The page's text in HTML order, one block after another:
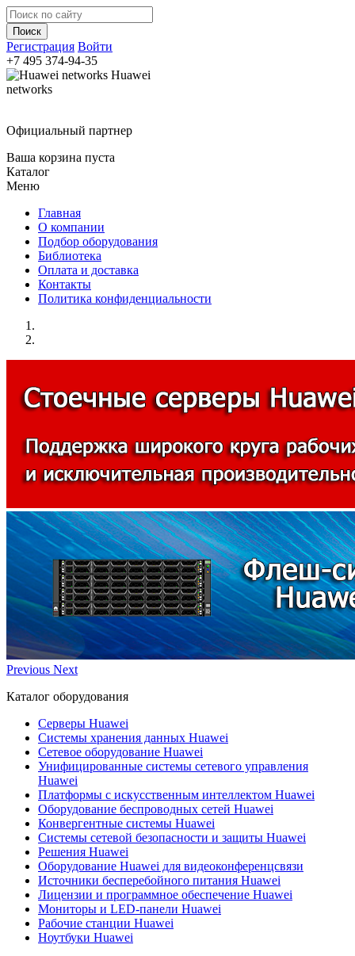
Регистрация Войти
+7 495 374-94-35
Huawei
networks
Официальный партнер
Ваша корзина пуста
Каталог
Меню
Главная
О компании
Подбор оборудования
Библиотека
Оплата и доставка
Контакты
Политика конфиденциальности
Previous Next
Каталог оборудования
Серверы Huawei
Системы хранения данных Huawei
Сетевое оборудование Huawei
Унифицированные системы сетевого управления
Huawei
Платформы с искусственным интеллектом Huawei
Оборудование беспроводных сетей Huawei
Конвергентные системы Huawei
Системы сетевой безопасности и защиты Huawei
Решения Huawei
Оборудование Huawei для видеоконференцсвязи
Источники бесперебойного питания Huawei
Лицензии и программное обеспечение Huawei
Мониторы и LED-панели Huawei
Рабочие станции Huawei
Ноутбуки Huawei